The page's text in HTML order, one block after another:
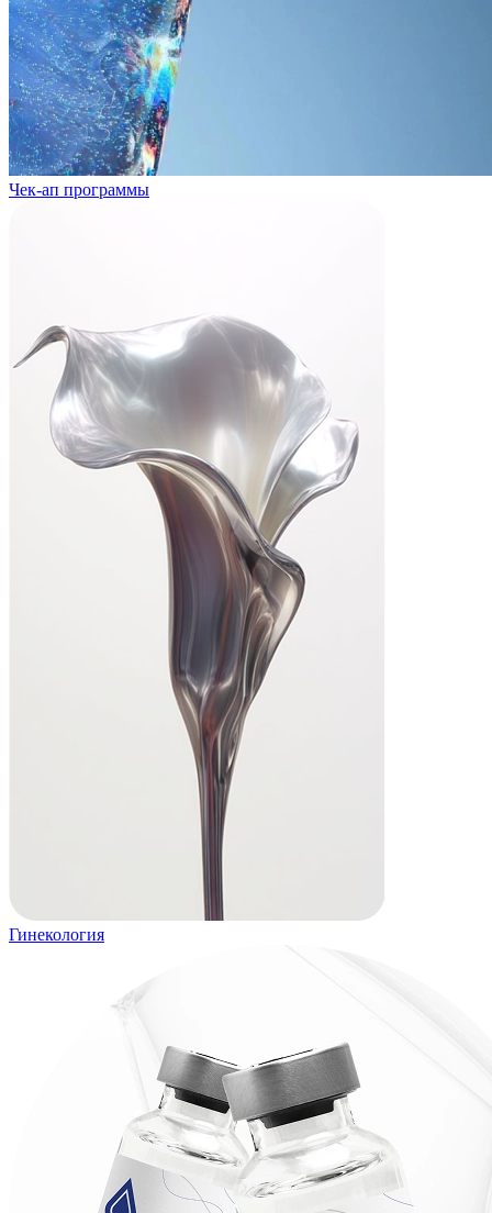
Чек-ап программы
Гинекология